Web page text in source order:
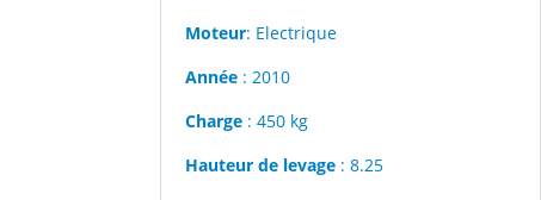
Moteur: Electrique
Année : 2010
Charge : 450 kg
Hauteur de levage : 8.25